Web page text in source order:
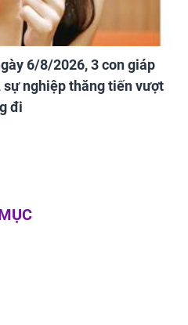
6/8/2026, 3 con giáp
sự nghiệp thăng tiến vượt
đi